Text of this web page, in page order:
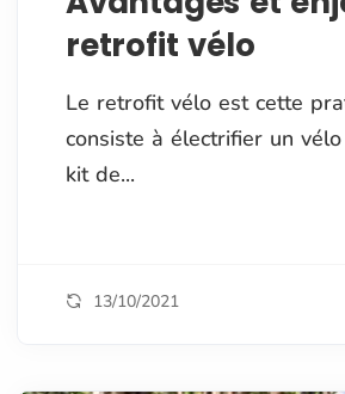
retrofit vélo
Le retrofit vélo est cette
consiste à électrifier un
kit de...
13/10/2021